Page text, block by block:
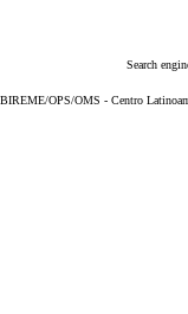
Search
BIREME/OPS/OMS - Centro